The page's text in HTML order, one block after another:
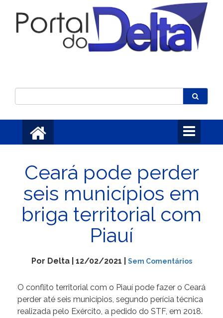
Toggle
navigation
Ceará pode perder
seis municípios em
briga territorial com
Piauí
Por Delta | 12/02/2021 | Sem Comentários
O conflito territorial com o Piauí pode fazer o Ceará
perder até seis municípios, segundo perícia técnica
realizada pelo Exército, a pedido do STF, em 2018.